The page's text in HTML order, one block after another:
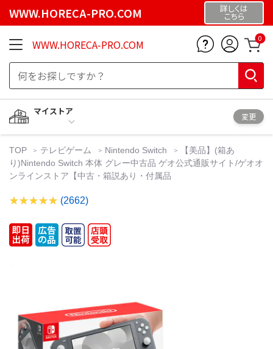
WWW.HORECA-PRO.COM 詳しくは
こちら
WWW.HORECA-PRO.COM 0
マイストア
変更
TOP テレビゲーム Nintendo Switch
【美品】(箱あ
り)Nintendo Switch 本体 グレー中古品 ゲオ公式通販サイト/ゲオオ
ンラインストア【中古・箱説あり・付属品
(2662)